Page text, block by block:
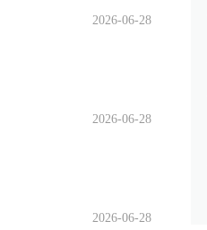
2026-06-28
2026-06-28
2026-06-28